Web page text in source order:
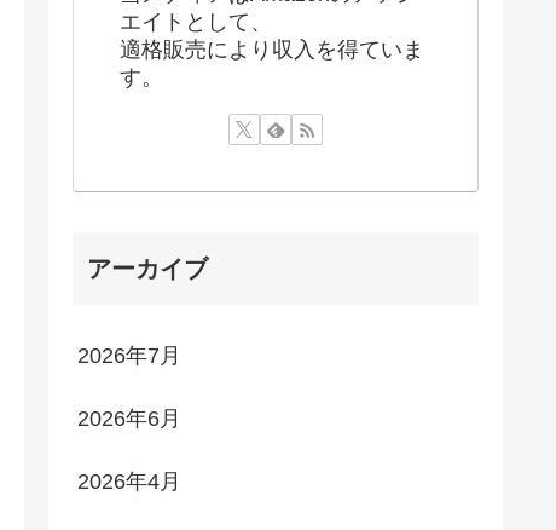
エイトとして、
適格販売により収入を得ていま
す。
アーカイブ
2026年7月
2026年6月
2026年4月